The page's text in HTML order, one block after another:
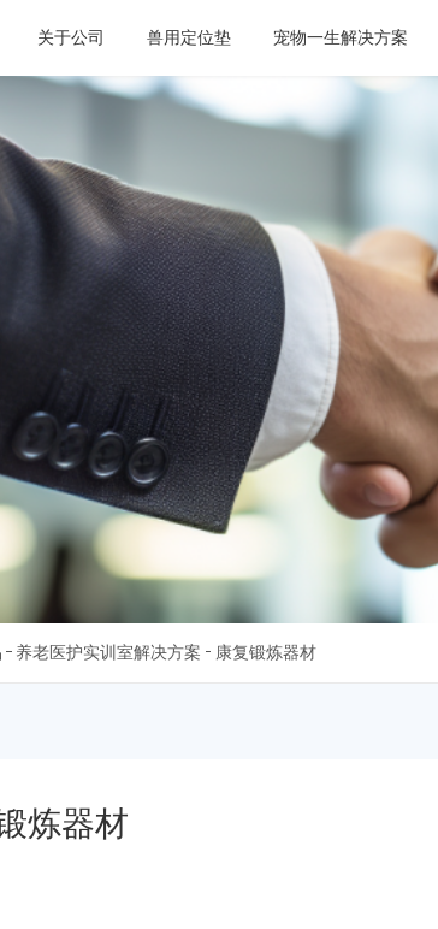
关于公司 兽用定位垫 宠物一生解决方案
养老医护实训室解决方案 康复锻炼器材
炼器材